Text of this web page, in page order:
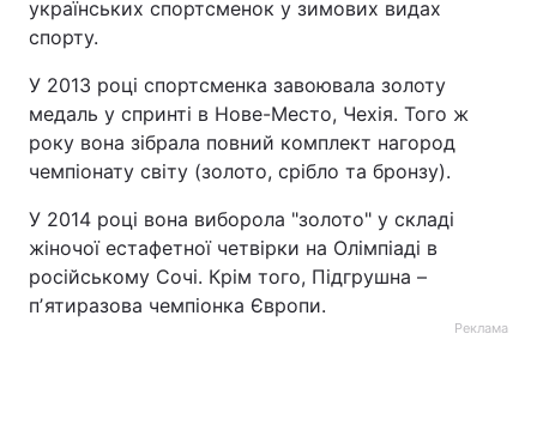
українських спортсменок у зимових видах
спорту.
У 2013 році спортсменка завоювала золоту
медаль у спринті в Нове-Место, Чехія. Того ж
року вона зібрала повний комплект нагород
чемпіонату світу (золото, срібло та бронзу).
У 2014 році вона виборола "золото" у складі
жіночої естафетної четвірки на Олімпіаді в
російському Сочі. Крім того, Підгрушна –
пʼятиразова чемпіонка Європи.
Реклама